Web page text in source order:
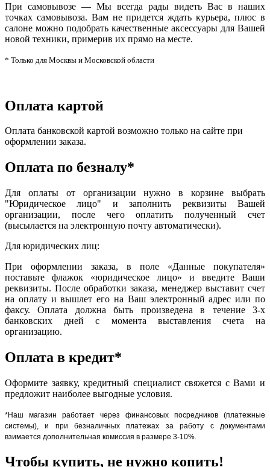
При самовывозе — Мы всегда рады видеть Вас в наших
точках самовывоза. Вам не придется ждать курьера, плюс в
салоне можно подобрать качественные аксессуары для Вашей
новой техники, примерив их прямо на месте.
* Только для Москвы и Московской области
Оплата картой
Оплата банковской картой возможно только на сайте при
оформлении заказа.
Оплата по безналу*
Для оплаты от организации нужно в корзине выбрать
"Юридическое лицо" и заполнить реквизиты Вашей
организации, после чего оплатить полученный счет
(высылается на электронную почту автоматически).
Для юридических лиц:
При оформлении заказа, в поле «Данные покупателя»
поставьте флажок «юридическое лицо» и введите Ваши
реквизиты. После обработки заказа, менеджер выставит счет
на оплату и вышлет его на Ваш электронный адрес или по
факсу. Оплата должна быть произведена в течение 3-х
банковских дней с момента выставления счета на
организацию.
Оплата в кредит*
Оформите заявку, кредитный специалист свяжется с Вами и
предложит наиболее выгодные условия.
*Наш магазин работает через финансовых посредников (платежные
системы), и при безналичных платежах за работу с документами
взимается дополнительная комиссия в размере 3-10%.
Чтобы купить, не нужно копить!